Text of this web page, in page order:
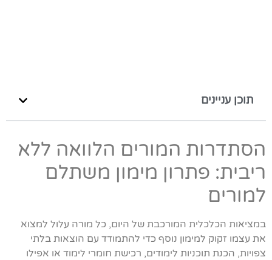
תוכן עניינים
הסתדרות המורים הלוואה ללא
ריבית: פתרון מימון משתלם
למורים
במציאות הכלכלית המורכבת של היום, כל מורה עלול למצוא
את עצמו זקוק למימון נוסף כדי להתמודד עם הוצאות בלתי
צפויות, הכנת תוכניות לימודים, רכישת חומרי לימוד או אפילו